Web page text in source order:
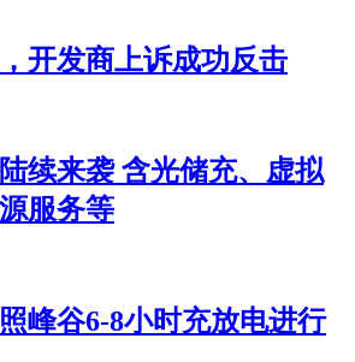
开发商上诉成功反击
续来袭 含光储充、虚拟
服务等
峰谷6-8小时充放电进行